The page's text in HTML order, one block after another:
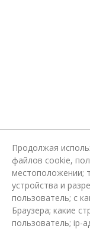
Продолжая
файлов cookie,
местоположении;
устройства и
пользователь; с
Браузера; какие
пользователь; ip-